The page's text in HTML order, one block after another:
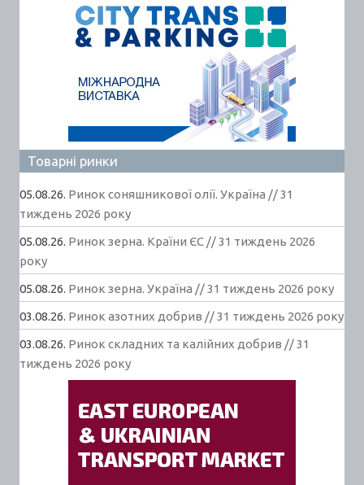
Товарні ринки
05.08.26. Ринок соняшникової олії. Україна // 31
тиждень 2026 року
05.08.26. Ринок зерна. Країни ЄС // 31 тиждень 2026
року
05.08.26. Ринок зерна. Україна // 31 тиждень 2026 року
03.08.26. Ринок азотних добрив // 31 тиждень 2026 року
03.08.26. Ринок складних та калійних добрив // 31
тиждень 2026 року